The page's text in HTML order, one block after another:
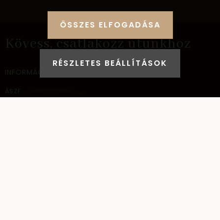
Kövess, csatlakozz utunkhoz
INFORMÁCIÓ
ÁSZF
ÖSSZES ELFOGADÁSA
RÉSZLETES BEÁLLÍTÁSOK